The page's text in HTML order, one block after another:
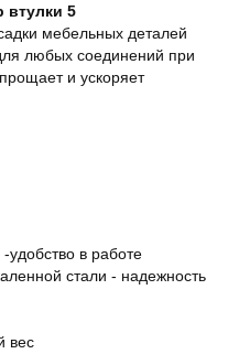
втулки 5
мебельных деталей
любых соединений при
и ускоряет
в работе
стали - надежность
вес